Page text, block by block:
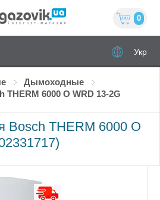
0
Укр
дымоходные
Bosch THERM 6000 О